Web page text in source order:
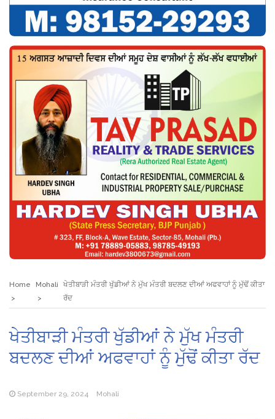
Home Mohali
ਖੇਤੀਬਾੜੀ ਮੰਤਰੀ ਖੁੱਡੀਆਂ ਨੇ ਮੁੱਖ ਮੰਤਰੀ ਬਦਲਣ ਦੀਆਂ ਅਫਵਾਹਾਂ ਨੂੰ ਮੁੱਢੋਂ ਕੀਤਾ
ਰੱਦ
ਖੇਤੀਬਾੜੀ ਮੰਤਰੀ ਖੁੱਡੀਆਂ ਨੇ ਮੁੱਖ ਮੰਤਰੀ
ਬਦਲਣ ਦੀਆਂ ਅਫਵਾਹਾਂ ਨੂੰ ਮੁੱਢੋਂ ਕੀਤਾ ਰੱਦ
September 29, 2024 Mohali